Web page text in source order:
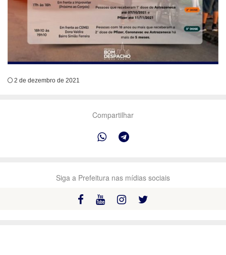
2 de dezembro de 2021
Compartilhar
Siga a Prefeitura nas mídias sociais